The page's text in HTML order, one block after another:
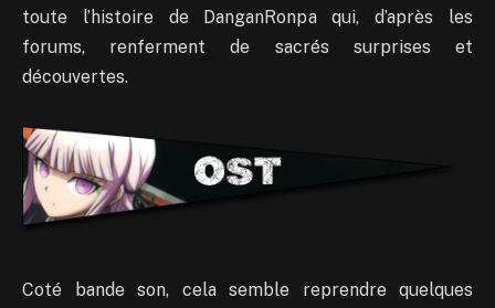
toute l’histoire de DanganRonpa qui, d’après les
forums, renferment de sacrés surprises et
découvertes.
Coté bande son, cela semble reprendre quelques